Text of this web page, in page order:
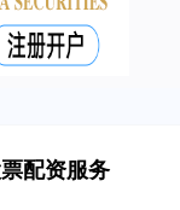
配资服务